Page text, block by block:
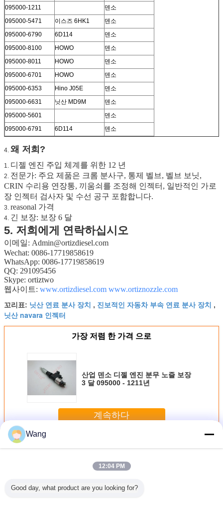
095000-1211
덴소
095000-5471
이스즈 6HK1
덴소
095000-6790
6D114
덴소
095000-8100
HOWO
덴소
095000-8011
HOWO
덴소
095000-6701
HOWO
덴소
095000-6353
Hino J05E
덴소
095000-6631
닛산 MD9M
덴소
095000-5601
덴소
095000-6791
6D114 덴소
4. 왜 저희?
1. 디젤 엔진 주입 체계를 위한 12 년
2. 전문가: 주요 제품은 크롬 분사구, 통제 벨브, 벨브 보닛,
CRIN 수리용 연장통, 끼움쇠를 조정해 인젝터, 일반적인 가로
장 인젝터 검사자 및 수선 공구 포함합니다.
3. reasonal 가격
4. 긴 보장: 보장 6 달
5. 저희에게 연락하십시오
이메일: Admin@ortizdiesel.com
Wechat: 0086-17719858619
WhatsApp: 0086-17719858619
QQ: 291095456
Skype: ortiztwo
웹사이트: www.ortizdiesel.com www.ortiznozzle.com
꼬리표: 닛산 연료 분사 장치 , 진보적인 자동차 부속 연료 분사 장치 ,
닛산 navara 인젝터
가장 저렴 한 가격 으로
산업 덴소 디젤 엔진 분무 노즐 보장
3 달 095000 - 1211년
계속하다
더 많은 것
Wang
12:04 PM
Good day, what product are you looking for?